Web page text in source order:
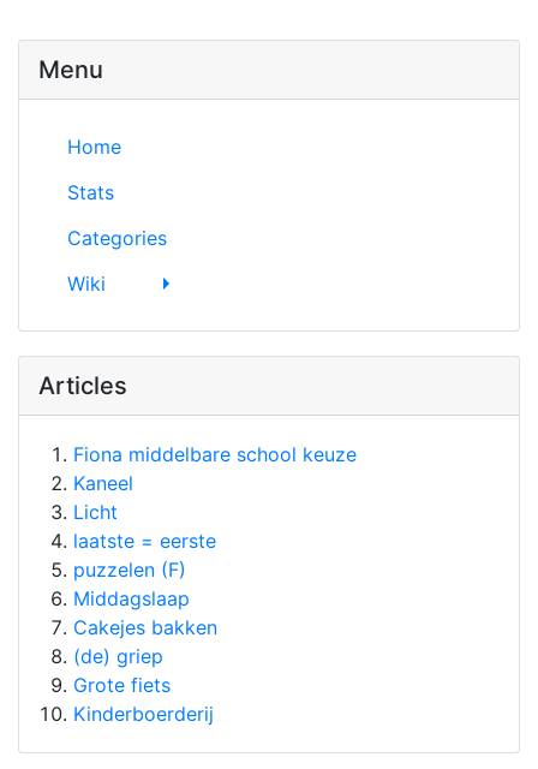
Menu
Home
Stats
Categories
Wiki
Articles
Fiona middelbare school keuze
Kaneel
Licht
laatste = eerste
puzzelen (F)
Middagslaap
Cakejes bakken
(de) griep
Grote fiets
Kinderboerderij